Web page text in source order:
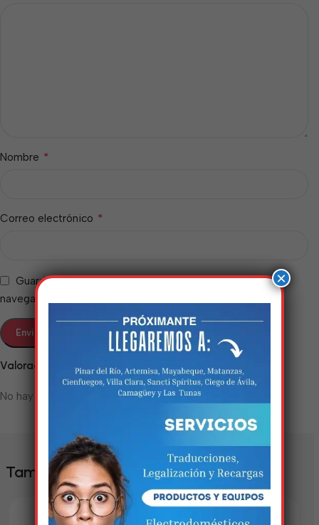
Valoraciones
No hay valoraciones aún.
Nombre *
Correo electrónico *
Guarda mi nombre, correo electrónico y web en este
navegador para la próxima vez que comente.
También te puede interesar
×
Estamos trabalhando
nisso!
Em breve, esta página estará
disponível com novidades
incríveis. Agradecemos pela
paciência e compreensão.